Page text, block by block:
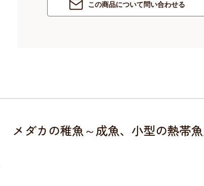
この商品について問い合わせる
メダカの稚魚～成魚、小型の熱帯